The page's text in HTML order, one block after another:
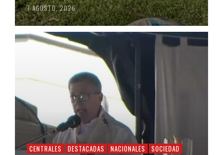
7 AGOSTO, 2026
CENTRALES DESTACADAS NACIONALES SOCIEDAD